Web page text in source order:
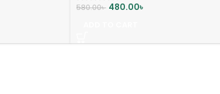
580.00৳ 480.00৳